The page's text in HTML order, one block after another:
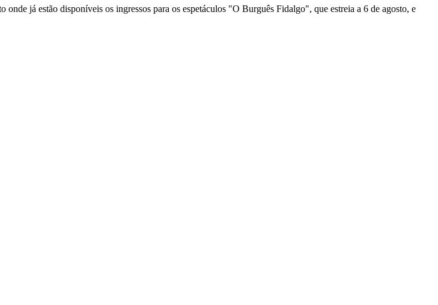
já estão disponíveis os ingressos para os espetáculos "O Burguês Fidalgo", que estreia a 6 de agosto, e